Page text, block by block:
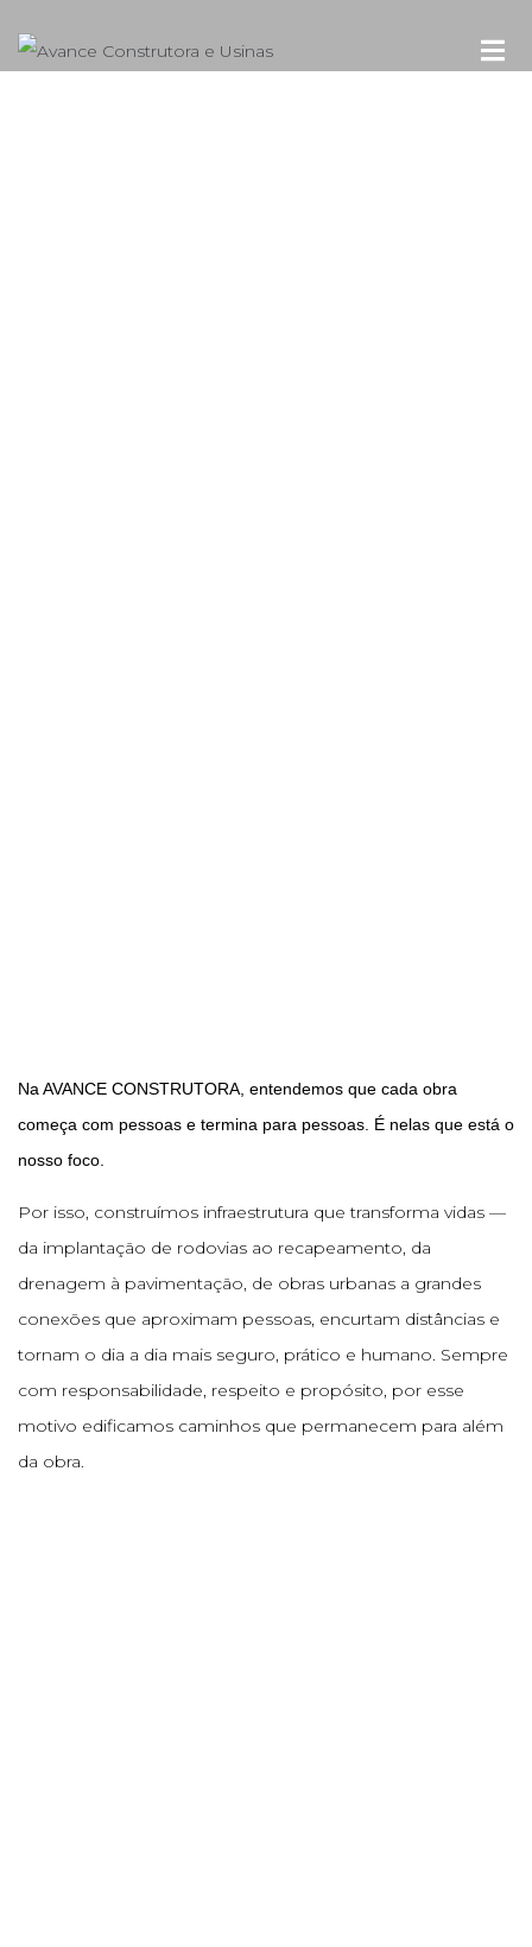
Na AVANCE CONSTRUTORA, entendemos que cada obra
começa com pessoas e termina para pessoas. É nelas que está o
nosso foco.
Por isso, construímos infraestrutura que transforma vidas —
da implantação de rodovias ao recapeamento, da
drenagem à pavimentação, de obras urbanas a grandes
conexões que aproximam pessoas, encurtam distâncias e
tornam o dia a dia mais seguro, prático e humano. Sempre
com responsabilidade, respeito e propósito, por esse
motivo edificamos caminhos que permanecem para além
da obra.